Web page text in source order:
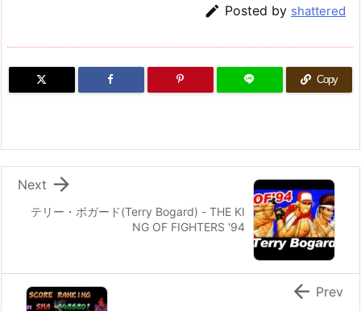
 Posted by shattered
Copy
テリー・ボガード(Terry Bogard) - THE KI
NG OF FIGHTERS '94

Next
 Prev